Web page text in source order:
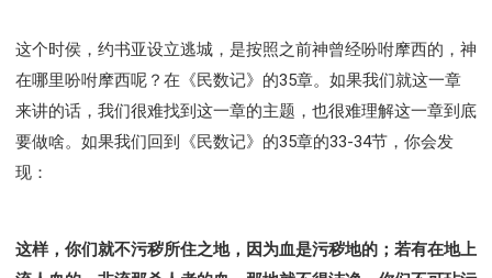
这个时侯，约书亚设立逃城，是按照之前神曾经吩咐摩西的，神
在哪里吩咐摩西呢？在《民数记》的35章。如果我们就这一章
来讲的话，我们很难找到这一章的主题，也很难理解这一章到底
要做啥。如果我们回到《民数记》的35章的33-34节，你会发
现：
这样，你们就不污秽所住之地，因为血是污秽地的；若有在地上